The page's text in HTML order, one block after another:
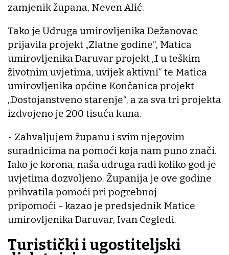
zamjenik župana, Neven Alić.
Tako je Udruga umirovljenika Dežanovac
prijavila projekt „Zlatne godine“, Matica
umirovljenika Daruvar projekt „I u teškim
životnim uvjetima, uvijek aktivni“ te Matica
umirovljenika općine Končanica projekt
„Dostojanstveno starenje“, a za sva tri projekta
izdvojeno je 200 tisuća kuna.
- Zahvaljujem županu i svim njegovim
suradnicima na pomoći koja nam puno znači.
Iako je korona, naša udruga radi koliko god je
uvjetima dozvoljeno. Županija je ove godine
prihvatila pomoći pri pogrebnoj
pripomoći - kazao je predsjednik Matice
umirovljenika Daruvar, Ivan Cegledi.
Turistički i ugostiteljski